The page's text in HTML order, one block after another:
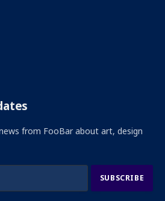
from FooBar about art, design